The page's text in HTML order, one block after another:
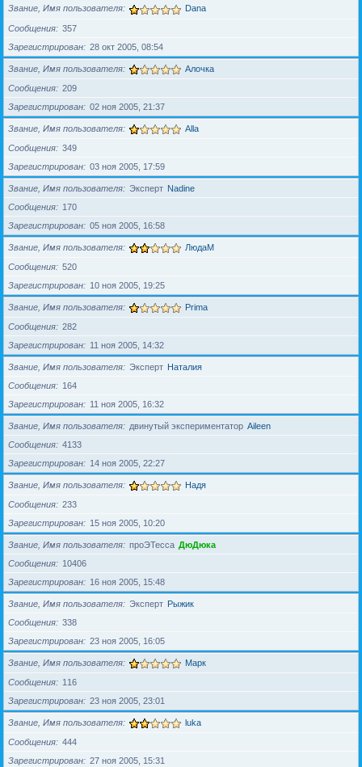
Звание, Имя пользователя Dana
Сообщения
357
Зарегистрирован
28 окт 2005, 08:54
Звание, Имя пользователя Алочка
Сообщения
209
Зарегистрирован
02 ноя 2005, 21:37
Звание, Имя пользователя Alla
Сообщения
349
Зарегистрирован
03 ноя 2005, 17:59
Звание, Имя пользователя Эксперт Nadine
Сообщения
170
Зарегистрирован
05 ноя 2005, 16:58
Звание, Имя пользователя ЛюдаМ
Сообщения
520
Зарегистрирован
10 ноя 2005, 19:25
Звание, Имя пользователя Prima
Сообщения
282
Зарегистрирован
11 ноя 2005, 14:32
Звание, Имя пользователя Эксперт Наталия
Сообщения
164
Зарегистрирован
11 ноя 2005, 16:32
Звание, Имя пользователя двинутый экспериментатор Aileen
Сообщения
4133
Зарегистрирован
14 ноя 2005, 22:27
Звание, Имя пользователя Надя
Сообщения
233
Зарегистрирован
15 ноя 2005, 10:20
Звание, Имя пользователя проЭТесса ДюДюка
Сообщения
10406
Зарегистрирован
16 ноя 2005, 15:48
Звание, Имя пользователя Эксперт Рыжик
Сообщения
338
Зарегистрирован
23 ноя 2005, 16:05
Звание, Имя пользователя Марк
Сообщения
116
Зарегистрирован
23 ноя 2005, 23:01
Звание, Имя пользователя luka
Сообщения
444
Зарегистрирован
27 ноя 2005, 15:31